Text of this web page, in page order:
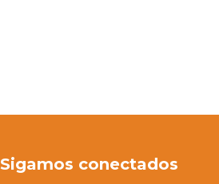
Sigamos conectados